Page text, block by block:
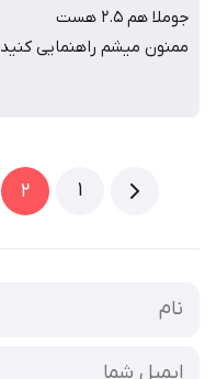
جوملا هم 2.5 هست
ممنون میشم راهنمایی کنید
1
2